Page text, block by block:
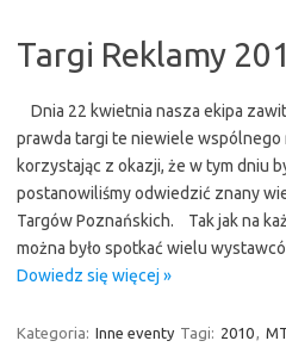
Targi Reklamy
Dnia 22 kwietnia nasza ekipa
prawda targi te niewiele wspólnego
korzystając z okazji, że w tym dniu
postanowiliśmy odwiedzić znany
Targów Poznańskich. Tak jak na
można było spotkać wielu
Dowiedz się więcej »
Kategoria: Inne eventy Tagi: 2010